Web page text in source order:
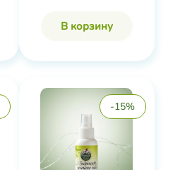
В корзину
-15%